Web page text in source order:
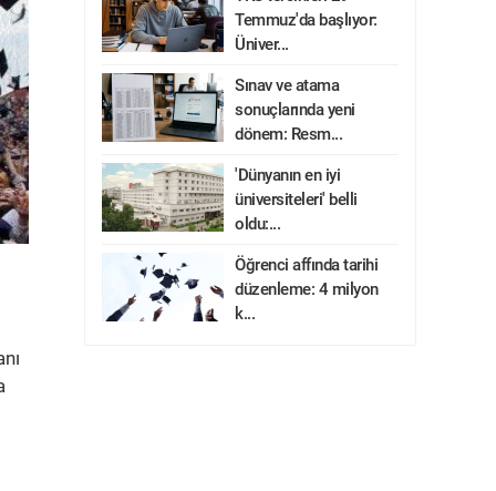
Temmuz'da başlıyor:
Üniver...
Sınav ve atama
sonuçlarında yeni
dönem: Resm...
'Dünyanın en iyi
üniversiteleri' belli
oldu:...
Öğrenci affında tarihi
düzenleme: 4 milyon
k...